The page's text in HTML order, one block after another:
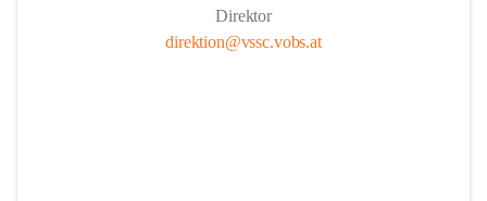
Direktor
direktion@vssc.vobs.at